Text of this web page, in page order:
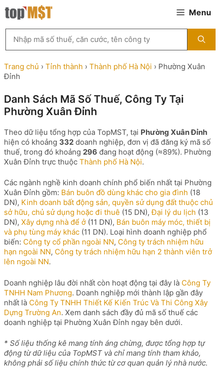
Chuyển
đến
Menu
kiếm
MST
theo
tên
công
người
đại
hoặc
mã
số
thuế
Trang chủ › Tỉnh thành › Thành phố Hà Nội › Phường Xuân
Đỉnh
Danh Sách Mã Số Thuế, Công Ty Tại
Phường Xuân Đỉnh
Theo dữ liệu tổng hợp của TopMST, tại Phường Xuân Đỉnh
hiện có khoảng 332 doanh nghiệp, đơn vị đã đăng ký mã số
thuế, trong đó khoảng 296 đang hoạt động (≈89%). Phường
Xuân Đỉnh trực thuộc Thành phố Hà Nội.
Các ngành nghề kinh doanh chính phổ biến nhất tại Phường
Xuân Đỉnh gồm: Bán buôn đồ dùng khác cho gia đình (18
DN), Kinh doanh bất động sản, quyền sử dụng đất thuộc chủ
sở hữu, chủ sử dụng hoặc đi thuê (15 DN),Đại lý du lịch (13
DN), Xây dựng nhà để ở (11 DN), Bán buôn máy móc, thiết bị
và phụ tùng máy khác (11 DN). Loại hình doanh nghiệp phổ
biến: Công ty cổ phần ngoài NN, Công ty trách nhiệm hữu
hạn ngoài NN, Công ty trách nhiệm hữu hạn 2 thành viên trở
lên ngoài NN.
Doanh nghiệp lâu đời nhất còn hoạt động tại đây là Công Ty
TNHH Nam Phương. Doanh nghiệp mới thành lập gần đây
nhất là Công Ty TNHH Thiết Kế Kiến Trúc Và Thi Công Xây
Dựng Trường An. Xem danh sách đầy đủ mã số thuế các
doanh nghiệp tại Phường Xuân Đỉnh ngay bên dưới.
* Số liệu thống kê mang tính áng chừng, được tổng hợp tự
động từ dữ liệu của TopMST và chỉ mang tính tham khảo,
không phải số liệu chính thức từ cơ quan quản lý nhà nước.